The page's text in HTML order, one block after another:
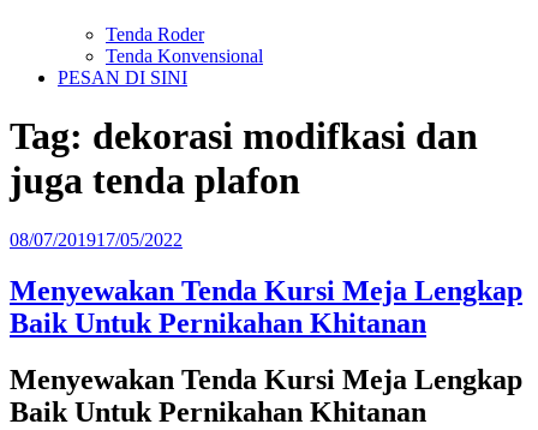
Tenda Roder
Tenda Konvensional
PESAN DI SINI
Tag: dekorasi modifkasi dan
juga tenda plafon
Diposkan
08/07/201917/05/2022
Menyewakan Tenda Kursi Meja Lengkap
Baik Untuk Pernikahan Khitanan
Menyewakan Tenda Kursi Meja Lengkap
Baik Untuk Pernikahan Khitanan